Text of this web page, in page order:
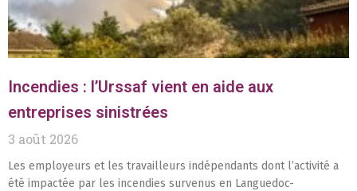
Incendies : l’Urssaf vient en aide aux
entreprises sinistrées
3 août 2026
Les employeurs et les travailleurs indépendants dont l’activité a
été impactée par les incendies survenus en Languedoc-